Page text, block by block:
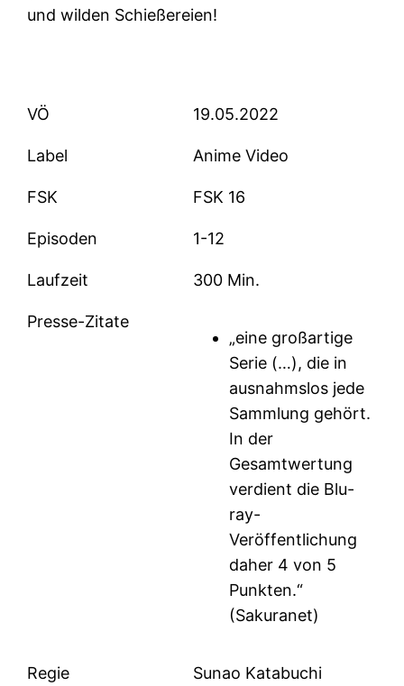
und wilden Schießereien!
VÖ 19.05.2022
Label Anime Video
FSK FSK 16
Episoden 1-12
Laufzeit 300 Min.
Presse-Zitate
„eine großartige
Serie (…), die in
ausnahmslos jede
Sammlung gehört.
In der
Gesamtwertung
verdient die Blu-
ray-
Veröffentlichung
daher 4 von 5
Punkten.“
(Sakuranet)
Regie Sunao Katabuchi